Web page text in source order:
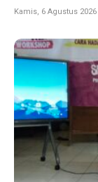
Kamis, 6 Agustus 2026